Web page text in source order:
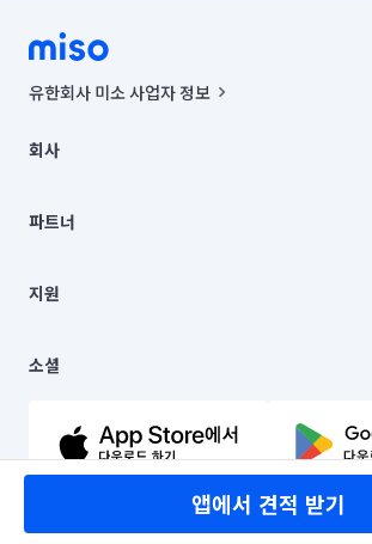
앱에서 견적 받기
유한회사 미소 사업자 정보
00019 |
주소 | 본사: 서울특별시 종로구 율곡로 6(중학동, 트
컨택센터 : 서울특별시 종로구 수송동 율곡로 24, 7층,
상품, 상품정보, 거래에 관한 의무와 책임은 거래당사
언론 보도 관련 문의:
© 유한회사 미소. Miso, Inc. All Rights Reserved.
회사
채용
파트너
이사
지원
이용약관
문의하기
소셜
유튜브